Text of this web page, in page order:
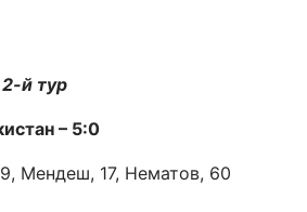
й тур
– 5:0
Мендеш, 17, Нематов, 60